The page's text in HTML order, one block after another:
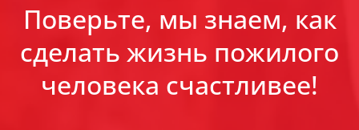
Поверьте, мы знаем, как
сделать жизнь пожилого
человека счастливее!